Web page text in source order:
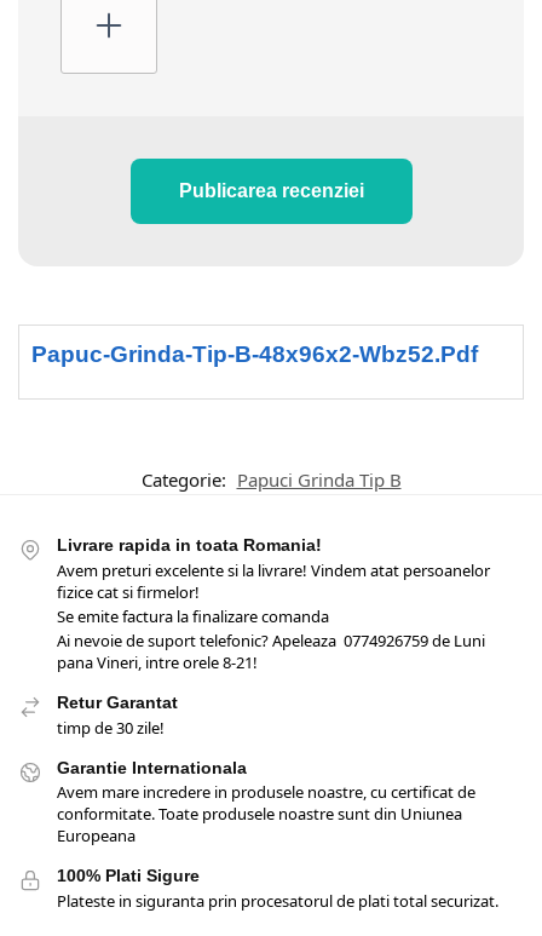
Publicarea recenziei
Papuc-Grinda-Tip-B-48x96x2-Wbz52.pdf
Categorie: Papuci Grinda Tip B
Livrare rapida in toata Romania!
Avem preturi excelente si la livrare! Vindem atat persoanelor
fizice cat si firmelor!
Se emite factura la finalizare comanda
Ai nevoie de suport telefonic? Apeleaza 0774926759 de Luni
pana Vineri, intre orele 8-21!
Retur Garantat
timp de 30 zile!
Garantie Internationala
Avem mare incredere in produsele noastre, cu certificat de
conformitate. Toate produsele noastre sunt din Uniunea
Europeana
100% Plati Sigure
Plateste in siguranta prin procesatorul de plati total securizat.